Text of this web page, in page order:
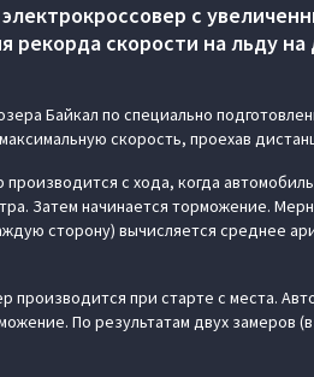
с
рекорда скорости на льду
Байкал по специально
скорость, проехав
с хода, когда
Затем начинается торможение.
сторону) вычисляется среднее
производится при старте с места.
По результатам двух замеров